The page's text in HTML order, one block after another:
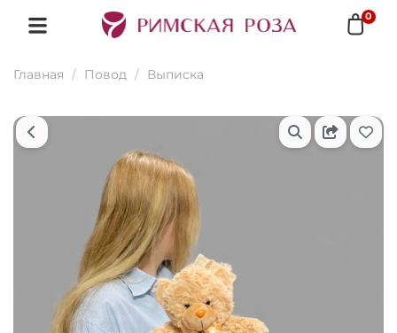
0
Главная Повод Выписка